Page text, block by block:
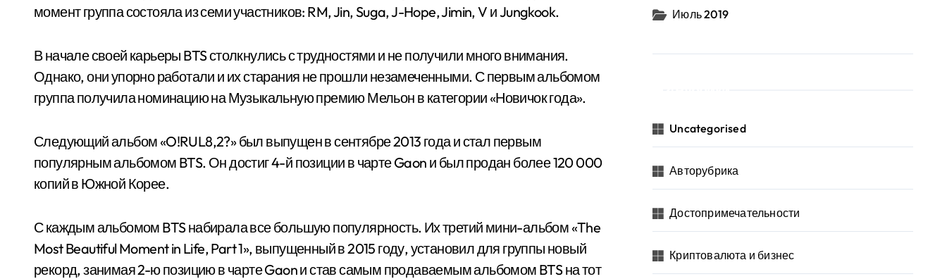
момент группа состояла из семи участников: RM, Jin, Suga, J-Hope, Jimin, V и Jungkook.
В начале своей карьеры BTS столкнулись с трудностями и не получили много внимания.
Однако, они упорно работали и их старания не прошли незамеченными. С первым альбомом
группа получила номинацию на Музыкальную премию Мельон в категории «Новичок года».
Следующий альбом «O!RUL8,2?» был выпущен в сентябре 2013 года и стал первым
популярным альбомом BTS. Он достиг 4-й позиции в чарте Gaon и был продан более 120 000
копий в Южной Корее.
С каждым альбомом BTS набирала все большую популярность. Их третий мини-альбом «The
Most Beautiful Moment in Life, Part 1», выпущенный в 2015 году, установил для группы новый
рекорд, занимая 2-ю позицию в чарте Gaon и став самым продаваемым альбомом BTS на тот
Июль 2019
Uncategorised
Авторубрика
Достопримечательности
Криптовалюта и бизнес